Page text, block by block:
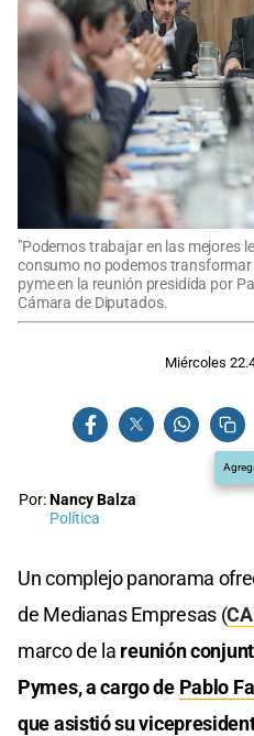
"Podemos trabajar en las mejores
consumo no podemos
pyme en la reunión presidida por
Cámara de Diputados.
Miércoles
Por:Nancy Balza
Política
Un complejo panorama
de Medianas Empresas (
marco de la reunión
Pymes, a cargo de Pablo
que asistió su